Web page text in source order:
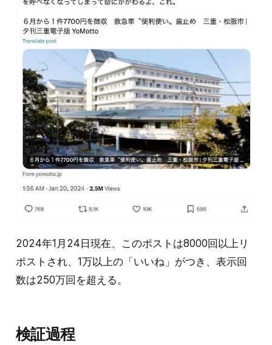
2024年1月24日現在、このポストは8000回以上リ
ポストされ、1万以上の「いいね」がつき、表示回
数は250万回を超える。
検証過程